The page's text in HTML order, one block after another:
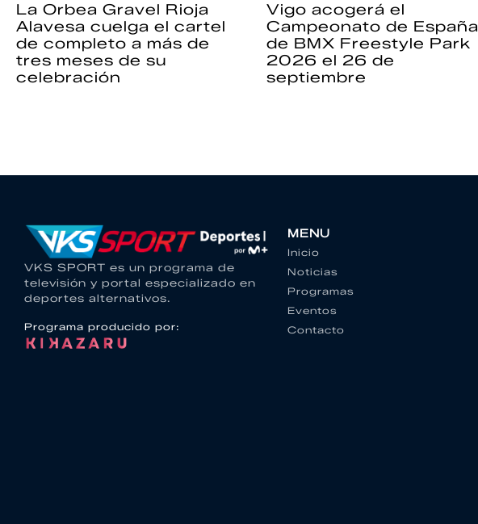
La Orbea Gravel Rioja
Alavesa cuelga el cartel
de completo a más de
tres meses de su
celebración
Vigo acogerá el
Campeonato de España
de BMX Freestyle Park
2026 el 26 de
septiembre
VKS SPORT es un programa de
televisión y portal especializado en
deportes alternativos.
Programa producido por:
MENU
Inicio
Noticias
Programas
Eventos
Contacto